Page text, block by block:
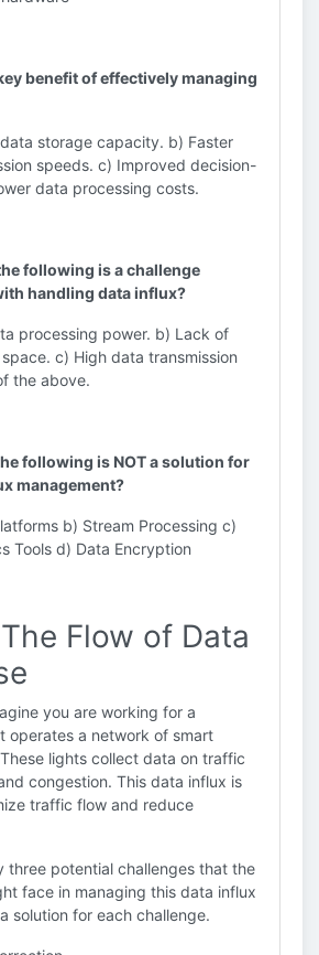
benefit of effectively managing
storage capacity. b) Faster
speeds. c) Improved decision-
data processing costs.
following is a challenge
handling data influx?
processing power. b) Lack of
c) High data transmission
the above.
following is NOT a solution for
management?
b) Stream Processing c)
Tools d) Data Encryption
Flow of Data
you are working for a
operates a network of smart
lights collect data on traffic
congestion. This data influx is
traffic flow and reduce
three potential challenges that the
face in managing this data influx
solution for each challenge.